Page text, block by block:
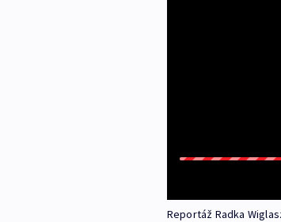
Reportáž Radka